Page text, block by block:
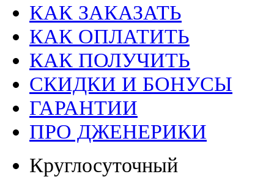
КАК ЗАКАЗАТЬ
КАК ОПЛАТИТЬ
КАК ПОЛУЧИТЬ
СКИДКИ И БОНУСЫ
ГАРАНТИИ
ПРО ДЖЕНЕРИКИ
Круглосуточный